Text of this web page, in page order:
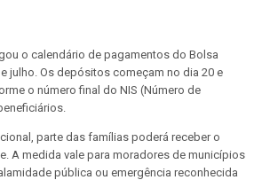
o calendário de pagamentos do Bolsa
julho. Os depósitos começam no dia 20 e
o número final do NIS (Número de
parte das famílias poderá receber o
A medida vale para moradores de municípios
pública ou emergência reconhecida